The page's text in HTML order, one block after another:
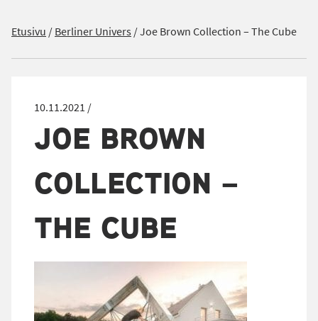
Etusivu /Berliner Univers /Joe Brown Collection – The Cube
10.11.2021 /
JOE BROWN
COLLECTION –
THE CUBE